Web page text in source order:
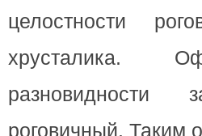
целостности
хрусталика.
разновидности
роговичный. Таким